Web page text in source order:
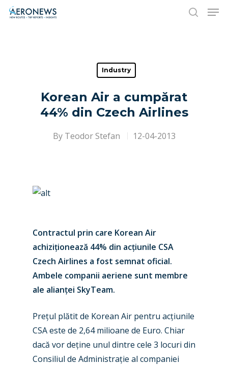
Hit enter to search or ESC to close
Industry
Korean Air a cumpărat
44% din Czech Airlines
By Teodor Stefan 12-04-2013
Contractul prin care Korean Air
achiziționează 44% din acțiunile CSA
Czech Airlines a fost semnat oficial.
Ambele companii aeriene sunt membre
ale alianței SkyTeam.
Prețul plătit de Korean Air pentru acțiunile
CSA este de 2,64 milioane de Euro. Chiar
dacă vor deține unul dintre cele 3 locuri din
Consiliul de Administrație al companiei